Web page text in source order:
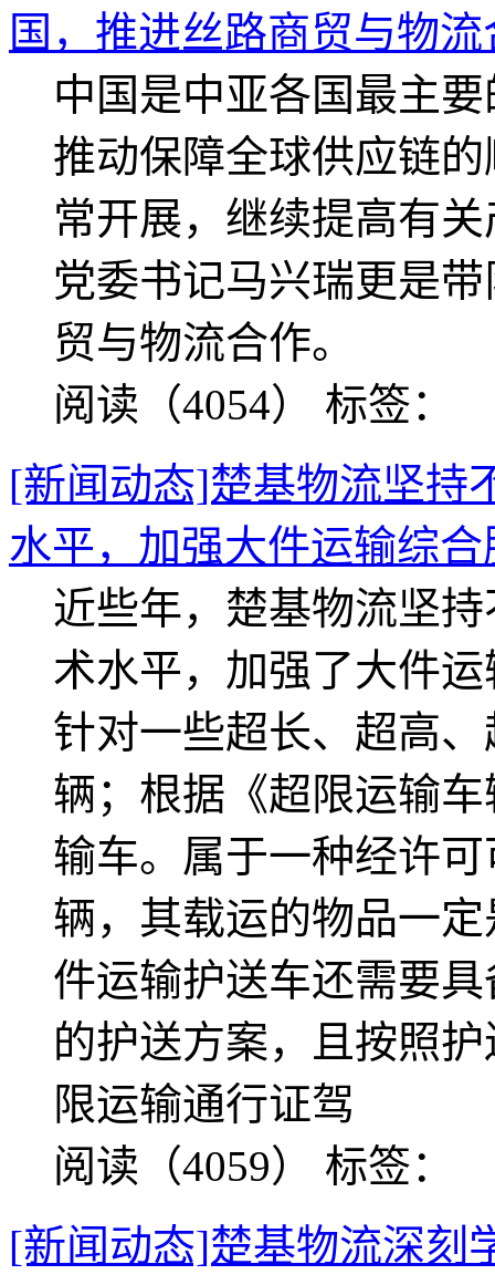
国，推进丝路商贸与物
中国是中亚各国最主
推动保障全球供应链
常开展，继续提高有
党委书记马兴瑞更是
贸与物流合作。
阅读（4054） 标签：
[新闻动态]楚基物流坚持
水平，加强大件运输综
近些年，楚基物流坚
术水平，加强了大件
针对一些超长、超高
辆；根据《超限运输
输车。属于一种经许
辆，其载运的物品一
件运输护送车还需要
的护送方案，且按照
限运输通行证驾
阅读（4059） 标签：
[新闻动态]楚基物流深刻